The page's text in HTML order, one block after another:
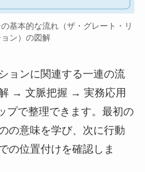
基本的な流れ（ザ・グレート・リ
ン）の図解
ョンに関連する一連の流
→ 文脈把握 → 実務応用
プで整理できます。最初の
の意味を学び、次に行動
の位置付けを確認しま